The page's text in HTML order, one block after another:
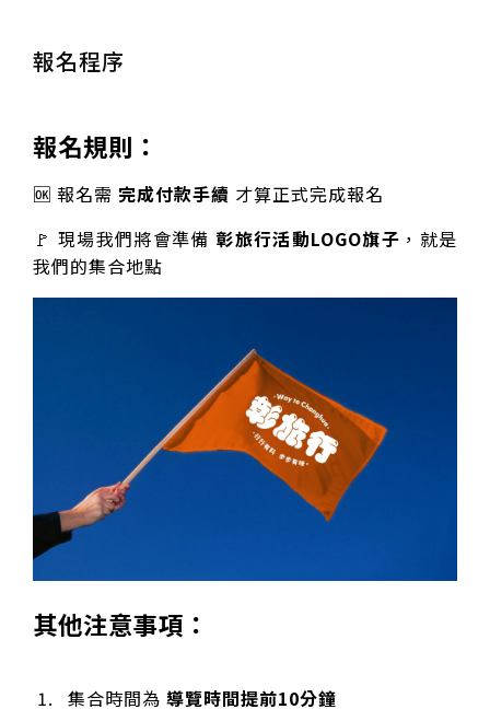
報名程序
報名規則：
🆗 報名需 完成付款手續 才算正式完成報名
🚩 現場我們將會準備彰旅行活動LOGO旗子 ，就是
我們的集合地點
其他注意事項：
集合時間為 導覽時間提前10分鐘